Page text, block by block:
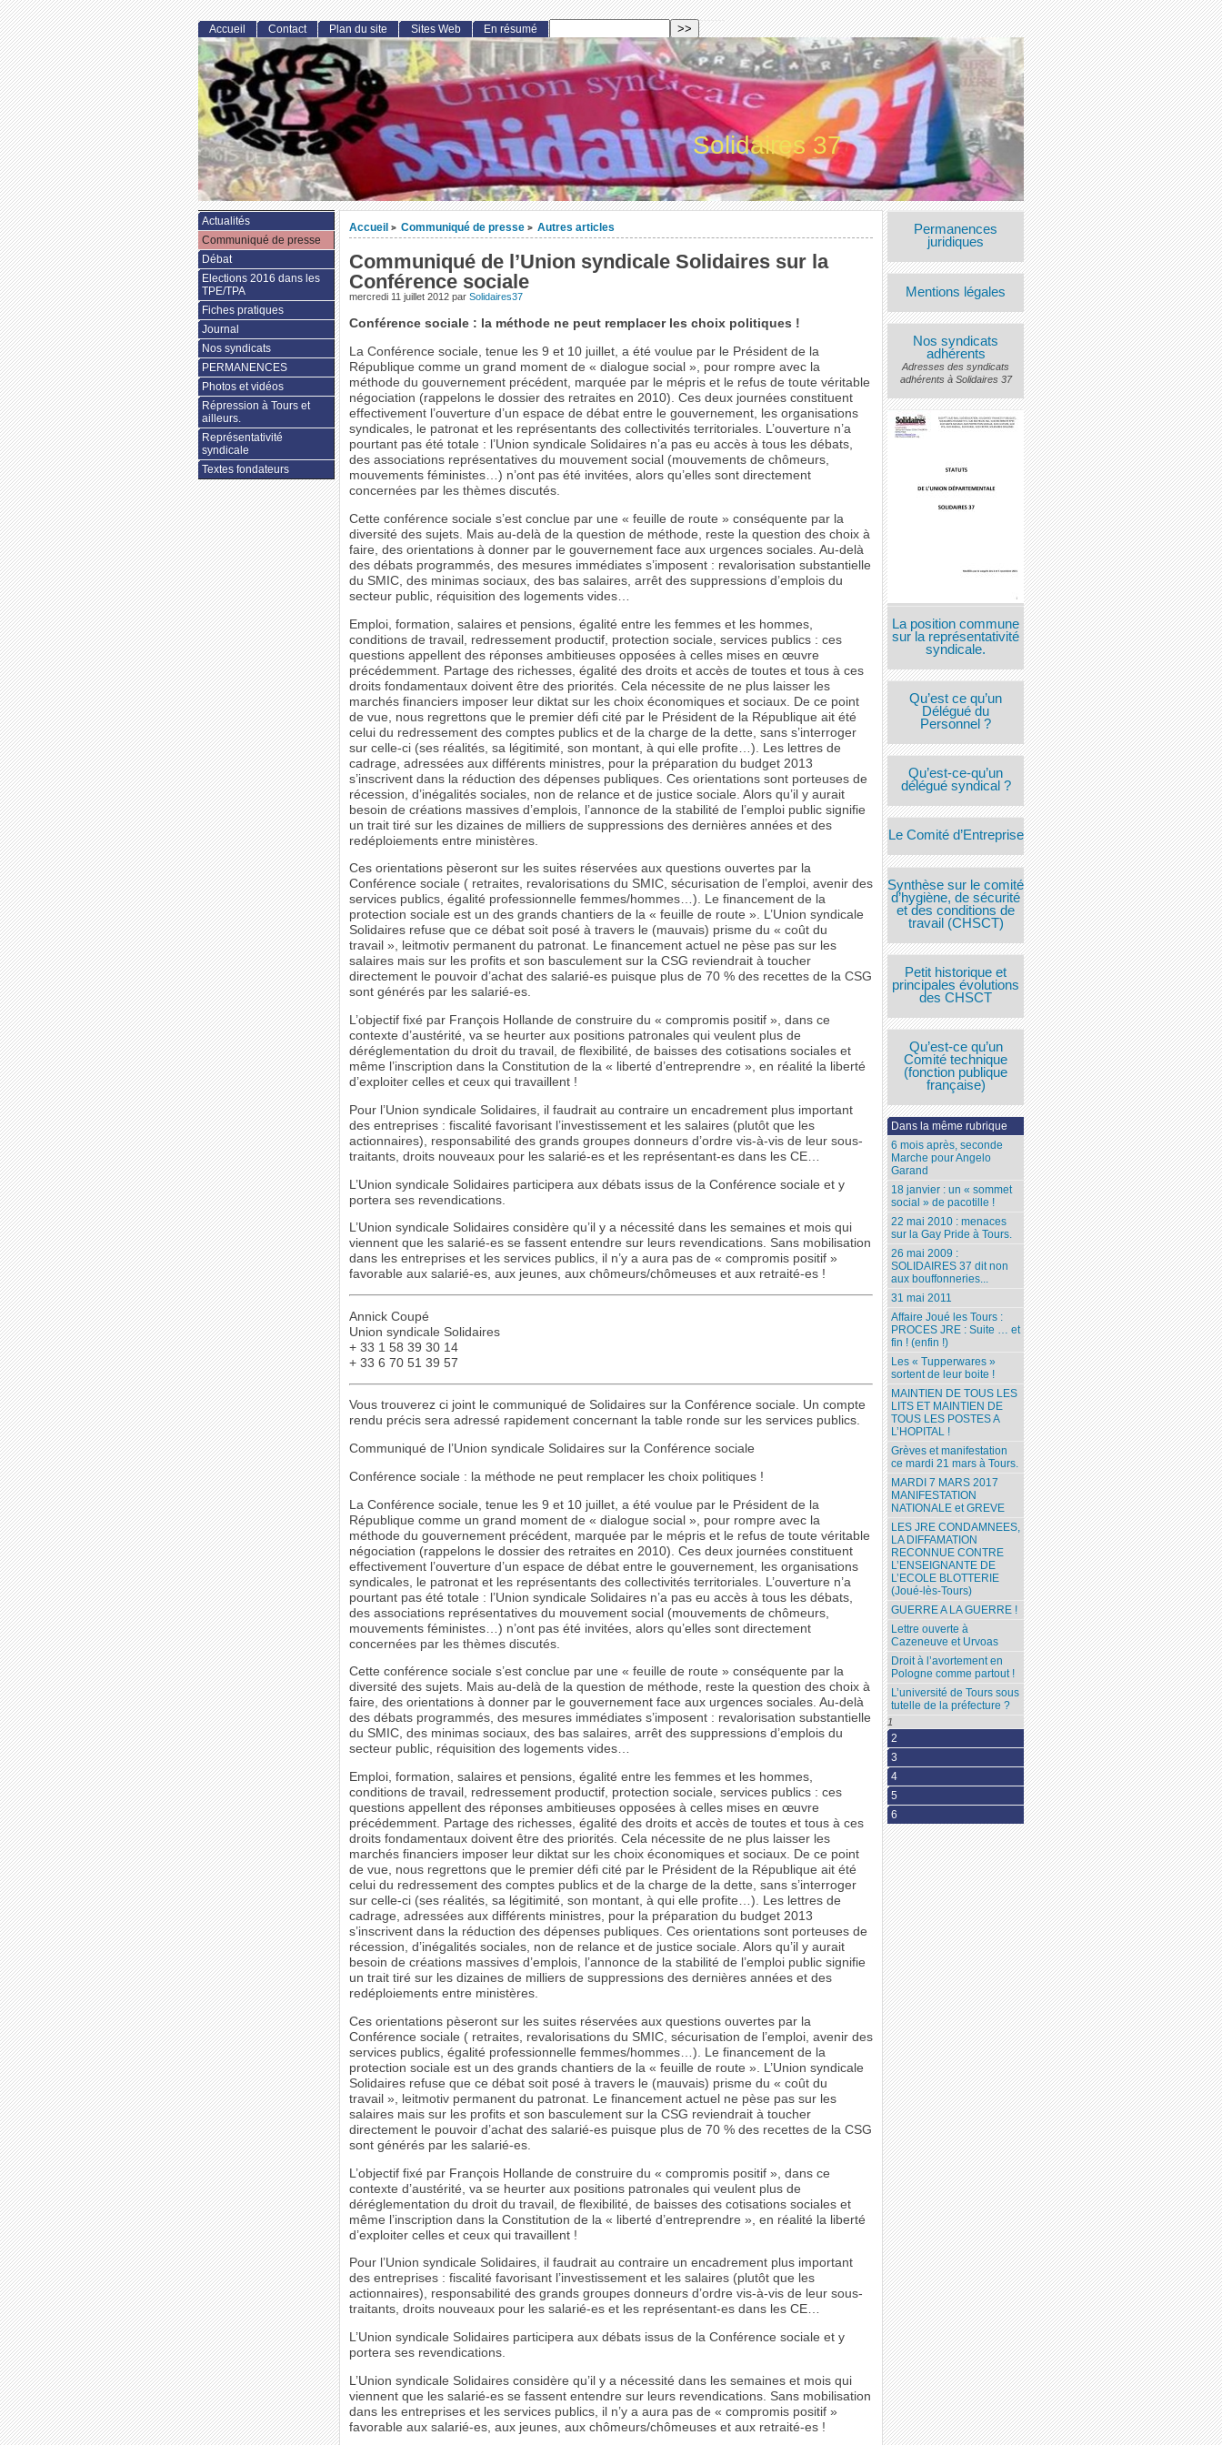
Solidaires 37
Accueil > Communiqué de presse > Autres articles
Communiqué de l’Union syndicale Solidaires sur la
Conférence sociale
mercredi 11 juillet 2012 par Solidaires37
Conférence sociale : la méthode ne peut remplacer les choix politiques !
La Conférence sociale, tenue les 9 et 10 juillet, a été voulue par le Président de la
République comme un grand moment de « dialogue social », pour rompre avec la
méthode du gouvernement précédent, marquée par le mépris et le refus de toute véritable
négociation (rappelons le dossier des retraites en 2010). Ces deux journées constituent
effectivement l’ouverture d’un espace de débat entre le gouvernement, les organisations
syndicales, le patronat et les représentants des collectivités territoriales. L’ouverture n’a
pourtant pas été totale : l’Union syndicale Solidaires n’a pas eu accès à tous les débats,
des associations représentatives du mouvement social (mouvements de chômeurs,
mouvements féministes…) n’ont pas été invitées, alors qu’elles sont directement
concernées par les thèmes discutés.
Cette conférence sociale s’est conclue par une « feuille de route » conséquente par la
diversité des sujets. Mais au-delà de la question de méthode, reste la question des choix à
faire, des orientations à donner par le gouvernement face aux urgences sociales. Au-delà
des débats programmés, des mesures immédiates s’imposent : revalorisation substantielle
du SMIC, des minimas sociaux, des bas salaires, arrêt des suppressions d’emplois du
secteur public, réquisition des logements vides…
Emploi, formation, salaires et pensions, égalité entre les femmes et les hommes,
conditions de travail, redressement productif, protection sociale, services publics : ces
questions appellent des réponses ambitieuses opposées à celles mises en œuvre
précédemment. Partage des richesses, égalité des droits et accès de toutes et tous à ces
droits fondamentaux doivent être des priorités. Cela nécessite de ne plus laisser les
marchés financiers imposer leur diktat sur les choix économiques et sociaux. De ce point
de vue, nous regrettons que le premier défi cité par le Président de la République ait été
celui du redressement des comptes publics et de la charge de la dette, sans s’interroger
sur celle-ci (ses réalités, sa légitimité, son montant, à qui elle profite…). Les lettres de
cadrage, adressées aux différents ministres, pour la préparation du budget 2013
s’inscrivent dans la réduction des dépenses publiques. Ces orientations sont porteuses de
récession, d’inégalités sociales, non de relance et de justice sociale. Alors qu’il y aurait
besoin de créations massives d’emplois, l’annonce de la stabilité de l’emploi public signifie
un trait tiré sur les dizaines de milliers de suppressions des dernières années et des
redéploiements entre ministères.
Ces orientations pèseront sur les suites réservées aux questions ouvertes par la
Conférence sociale ( retraites, revalorisations du SMIC, sécurisation de l’emploi, avenir des
services publics, égalité professionnelle femmes/hommes…). Le financement de la
protection sociale est un des grands chantiers de la « feuille de route ». L’Union syndicale
Solidaires refuse que ce débat soit posé à travers le (mauvais) prisme du « coût du
travail », leitmotiv permanent du patronat. Le financement actuel ne pèse pas sur les
salaires mais sur les profits et son basculement sur la CSG reviendrait à toucher
directement le pouvoir d’achat des salarié-es puisque plus de 70 % des recettes de la CSG
sont générés par les salarié-es.
L’objectif fixé par François Hollande de construire du « compromis positif », dans ce
contexte d’austérité, va se heurter aux positions patronales qui veulent plus de
déréglementation du droit du travail, de flexibilité, de baisses des cotisations sociales et
même l’inscription dans la Constitution de la « liberté d’entreprendre », en réalité la liberté
d’exploiter celles et ceux qui travaillent !
Pour l’Union syndicale Solidaires, il faudrait au contraire un encadrement plus important
des entreprises : fiscalité favorisant l’investissement et les salaires (plutôt que les
actionnaires), responsabilité des grands groupes donneurs d’ordre vis-à-vis de leur sous-
traitants, droits nouveaux pour les salarié-es et les représentant-es dans les CE…
L’Union syndicale Solidaires participera aux débats issus de la Conférence sociale et y
portera ses revendications.
L’Union syndicale Solidaires considère qu’il y a nécessité dans les semaines et mois qui
viennent que les salarié-es se fassent entendre sur leurs revendications. Sans mobilisation
dans les entreprises et les services publics, il n’y a aura pas de « compromis positif »
favorable aux salarié-es, aux jeunes, aux chômeurs/chômeuses et aux retraité-es !
Annick Coupé
Union syndicale Solidaires
+ 33 1 58 39 30 14
+ 33 6 70 51 39 57
Vous trouverez ci joint le communiqué de Solidaires sur la Conférence sociale. Un compte
rendu précis sera adressé rapidement concernant la table ronde sur les services publics.
Communiqué de l’Union syndicale Solidaires sur la Conférence sociale
Conférence sociale : la méthode ne peut remplacer les choix politiques !
La Conférence sociale, tenue les 9 et 10 juillet, a été voulue par le Président de la
République comme un grand moment de « dialogue social », pour rompre avec la
méthode du gouvernement précédent, marquée par le mépris et le refus de toute véritable
négociation (rappelons le dossier des retraites en 2010). Ces deux journées constituent
effectivement l’ouverture d’un espace de débat entre le gouvernement, les organisations
syndicales, le patronat et les représentants des collectivités territoriales. L’ouverture n’a
pourtant pas été totale : l’Union syndicale Solidaires n’a pas eu accès à tous les débats,
des associations représentatives du mouvement social (mouvements de chômeurs,
mouvements féministes…) n’ont pas été invitées, alors qu’elles sont directement
concernées par les thèmes discutés.
Cette conférence sociale s’est conclue par une « feuille de route » conséquente par la
diversité des sujets. Mais au-delà de la question de méthode, reste la question des choix à
faire, des orientations à donner par le gouvernement face aux urgences sociales. Au-delà
des débats programmés, des mesures immédiates s’imposent : revalorisation substantielle
du SMIC, des minimas sociaux, des bas salaires, arrêt des suppressions d’emplois du
secteur public, réquisition des logements vides…
Emploi, formation, salaires et pensions, égalité entre les femmes et les hommes,
conditions de travail, redressement productif, protection sociale, services publics : ces
questions appellent des réponses ambitieuses opposées à celles mises en œuvre
précédemment. Partage des richesses, égalité des droits et accès de toutes et tous à ces
droits fondamentaux doivent être des priorités. Cela nécessite de ne plus laisser les
marchés financiers imposer leur diktat sur les choix économiques et sociaux. De ce point
de vue, nous regrettons que le premier défi cité par le Président de la République ait été
celui du redressement des comptes publics et de la charge de la dette, sans s’interroger
sur celle-ci (ses réalités, sa légitimité, son montant, à qui elle profite…). Les lettres de
cadrage, adressées aux différents ministres, pour la préparation du budget 2013
s’inscrivent dans la réduction des dépenses publiques. Ces orientations sont porteuses de
récession, d’inégalités sociales, non de relance et de justice sociale. Alors qu’il y aurait
besoin de créations massives d’emplois, l’annonce de la stabilité de l’emploi public signifie
un trait tiré sur les dizaines de milliers de suppressions des dernières années et des
redéploiements entre ministères.
Ces orientations pèseront sur les suites réservées aux questions ouvertes par la
Conférence sociale ( retraites, revalorisations du SMIC, sécurisation de l’emploi, avenir des
services publics, égalité professionnelle femmes/hommes…). Le financement de la
protection sociale est un des grands chantiers de la « feuille de route ». L’Union syndicale
Solidaires refuse que ce débat soit posé à travers le (mauvais) prisme du « coût du
travail », leitmotiv permanent du patronat. Le financement actuel ne pèse pas sur les
salaires mais sur les profits et son basculement sur la CSG reviendrait à toucher
directement le pouvoir d’achat des salarié-es puisque plus de 70 % des recettes de la CSG
sont générés par les salarié-es.
L’objectif fixé par François Hollande de construire du « compromis positif », dans ce
contexte d’austérité, va se heurter aux positions patronales qui veulent plus de
déréglementation du droit du travail, de flexibilité, de baisses des cotisations sociales et
même l’inscription dans la Constitution de la « liberté d’entreprendre », en réalité la liberté
d’exploiter celles et ceux qui travaillent !
Pour l’Union syndicale Solidaires, il faudrait au contraire un encadrement plus important
des entreprises : fiscalité favorisant l’investissement et les salaires (plutôt que les
actionnaires), responsabilité des grands groupes donneurs d’ordre vis-à-vis de leur sous-
traitants, droits nouveaux pour les salarié-es et les représentant-es dans les CE…
L’Union syndicale Solidaires participera aux débats issus de la Conférence sociale et y
portera ses revendications.
L’Union syndicale Solidaires considère qu’il y a nécessité dans les semaines et mois qui
viennent que les salarié-es se fassent entendre sur leurs revendications. Sans mobilisation
dans les entreprises et les services publics, il n’y a aura pas de « compromis positif »
favorable aux salarié-es, aux jeunes, aux chômeurs/chômeuses et aux retraité-es !
Permanences
juridiques
Mentions légales
Nos syndicats
adhérents
Adresses des syndicats
adhérents à Solidaires 37
La position commune
sur la représentativité
syndicale.
Qu’est ce qu’un
Délégué du
Personnel ?
Qu’est-ce-qu’un
délégué syndical ?
Le Comité d’Entreprise
Synthèse sur le comité
d’hygiène, de sécurité
et des conditions de
travail (CHSCT)
Petit historique et
principales évolutions
des CHSCT
Qu’est-ce qu’un
Comité technique
(fonction publique
française)
Dans la même rubrique
6 mois après, seconde
Marche pour Angelo
Garand
18 janvier : un « sommet
social » de pacotille !
22 mai 2010 : menaces
sur la Gay Pride à Tours.
26 mai 2009 :
SOLIDAIRES 37 dit non
aux bouffonneries...
31 mai 2011
Affaire Joué les Tours :
PROCES JRE : Suite … et
fin ! (enfin !)
Les « Tupperwares »
sortent de leur boite !
MAINTIEN DE TOUS LES
LITS ET MAINTIEN DE
TOUS LES POSTES A
L’HOPITAL !
Grèves et manifestation
ce mardi 21 mars à Tours.
MARDI 7 MARS 2017
MANIFESTATION
NATIONALE et GREVE
LES JRE CONDAMNEES,
LA DIFFAMATION
RECONNUE CONTRE
L’ENSEIGNANTE DE
L’ECOLE BLOTTERIE
(Joué-lès-Tours)
GUERRE A LA GUERRE !
Lettre ouverte à
Cazeneuve et Urvoas
Droit à l’avortement en
Pologne comme partout !
L’université de Tours sous
tutelle de la préfecture ?
1
2
3
4
5
6
Accueil Contact Plan du site Sites Web En résumé
Actualités
Communiqué de presse
Débat
Elections 2016 dans les
TPE/TPA
Fiches pratiques
Journal
Nos syndicats
PERMANENCES
Photos et vidéos
Répression à Tours et
ailleurs.
Représentativité
syndicale
Textes fondateurs